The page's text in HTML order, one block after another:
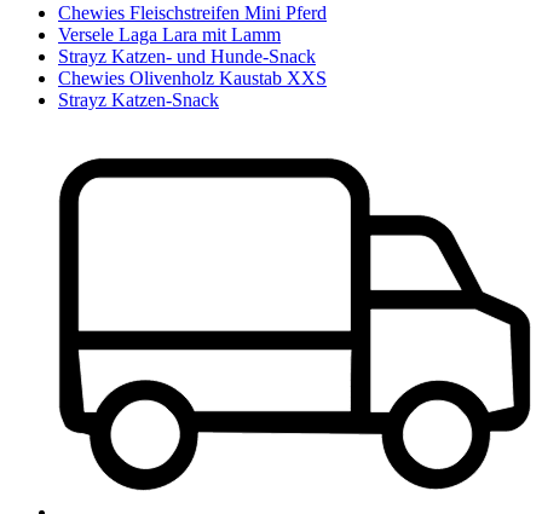
Chewies Fleischstreifen Mini Pferd
Versele Laga Lara mit Lamm
Strayz Katzen- und Hunde-Snack
Chewies Olivenholz Kaustab XXS
Strayz Katzen-Snack